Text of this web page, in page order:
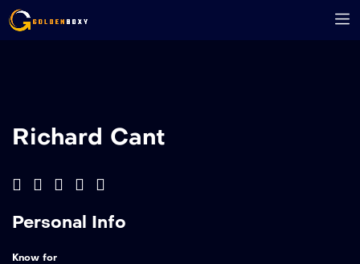
Richard Cant
Personal Info
Know for